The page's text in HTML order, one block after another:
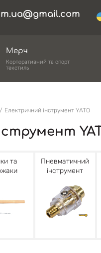
Мерч
Корпоративний та спорт
текстиль
Електричний інструмент YATO
та
Пневматичний
інструмент